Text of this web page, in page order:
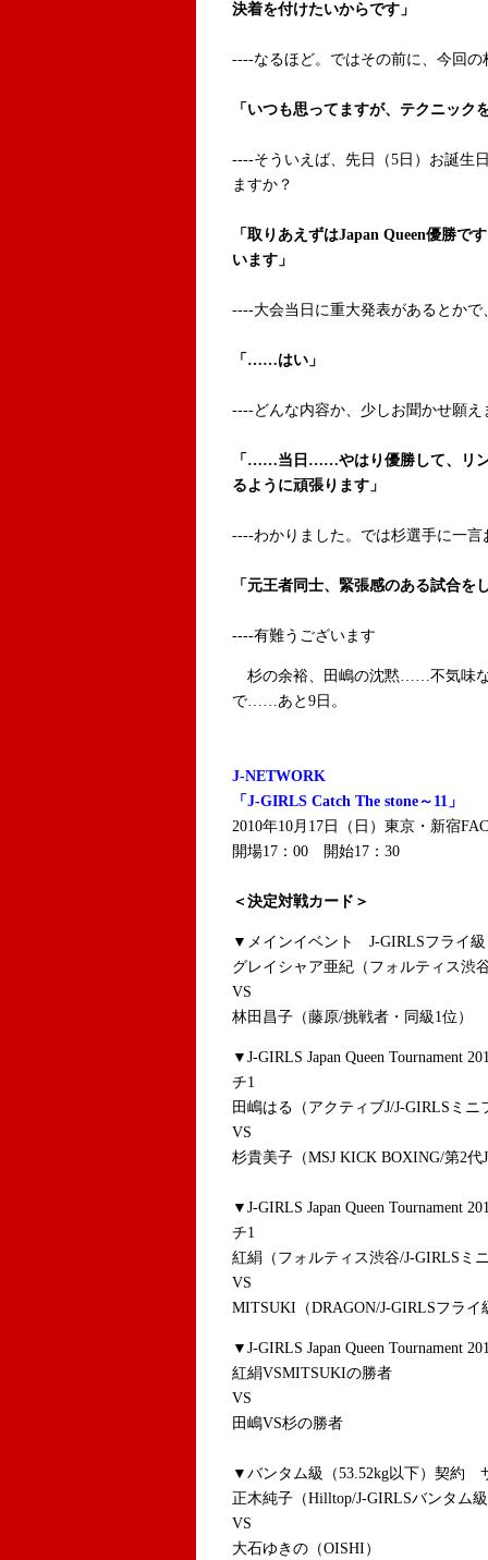
決着を付けたいからです」
----なるほど。ではその前に、今回
「いつも思ってますが、テクニック
----そういえば、先日（5日）お誕生
ますか？
「取りあえずはJapan Queen優勝で
います」
----大会当日に重大発表があるとか
「……はい」
----どんな内容か、少しお聞かせ願え
「……当日……やはり優勝して、リ
るように頑張ります」
----わかりました。では杉選手に一言
「元王者同士、緊張感のある試合を
----有難うございます
杉の余裕、田嶋の沈黙……不気味
で……あと9日。
J-NETWORK
「J-GIRLS Catch The stone～11」
2010年10月17日（日）東京・新宿
開場17：00 開始17：30
＜決定対戦カード＞
▼メインイベント J-GIRLSフライ
グレイシャア亜紀（フォルティス渋
VS
林田昌子（藤原/挑戦者・同級1位）
▼J-GIRLS Japan Queen
チ1
田嶋はる（アクティブJ/J-GIRLSミニ
VS
杉貴美子（MSJ KICK BOXING/第2
▼J-GIRLS Japan Queen
チ1
紅絹（フォルティス渋谷/J-GIRLSミ
VS
MITSUKI（DRAGON/J-GIRLSフライ
▼J-GIRLS Japan Queen
紅絹VSMITSUKIの勝者
VS
田嶋VS杉の勝者
▼バンタム級（53.52kg以下）契約
正木純子（Hilltop/J-GIRLSバンタム
VS
大石ゆきの（OISHI）